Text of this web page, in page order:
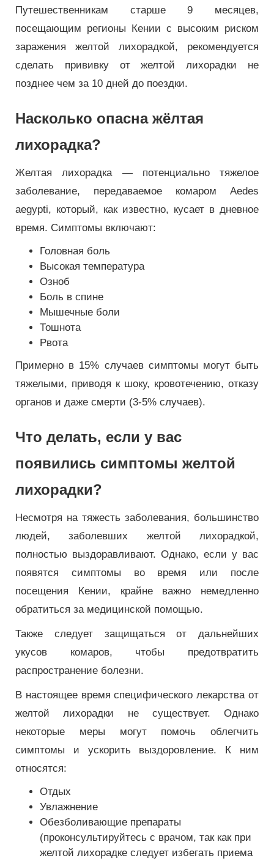
Путешественникам старше 9 месяцев,
посещающим регионы Кении с высоким риском
заражения желтой лихорадкой, рекомендуется
сделать прививку от желтой лихорадки не
позднее чем за 10 дней до поездки.
Насколько опасна жёлтая
лихорадка?
Желтая лихорадка — потенциально тяжелое
заболевание, передаваемое комаром Aedes
aegypti, который, как известно, кусает в дневное
время. Симптомы включают:
Головная боль
Высокая температура
Озноб
Боль в спине
Мышечные боли
Тошнота
Рвота
Примерно в 15% случаев симптомы могут быть
тяжелыми, приводя к шоку, кровотечению, отказу
органов и даже смерти (3-5% случаев).
Что делать, если у вас
появились симптомы желтой
лихорадки?
Несмотря на тяжесть заболевания, большинство
людей, заболевших желтой лихорадкой,
полностью выздоравливают. Однако, если у вас
появятся симптомы во время или после
посещения Кении, крайне важно немедленно
обратиться за медицинской помощью.
Также следует защищаться от дальнейших
укусов комаров, чтобы предотвратить
распространение болезни.
В настоящее время специфического лекарства от
желтой лихорадки не существует. Однако
некоторые меры могут помочь облегчить
симптомы и ускорить выздоровление. К ним
относятся:
Отдых
Увлажнение
Обезболивающие препараты
(проконсультируйтесь с врачом, так как при
желтой лихорадке следует избегать приема